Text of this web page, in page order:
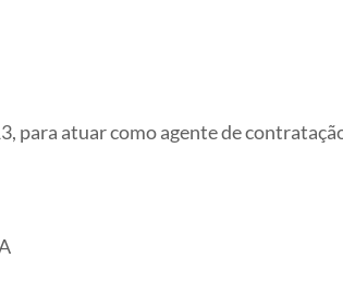
para atuar como agente de